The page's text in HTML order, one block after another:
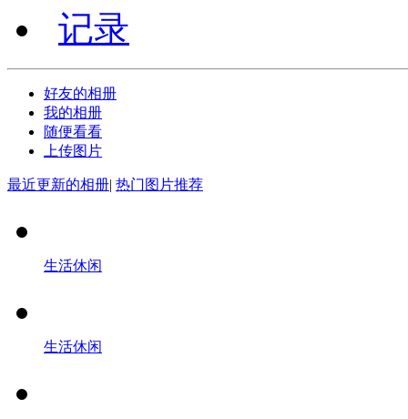
记录
好友的相册
我的相册
随便看看
上传图片
最近更新的相册| 热门图片推荐
生活休闲
生活休闲